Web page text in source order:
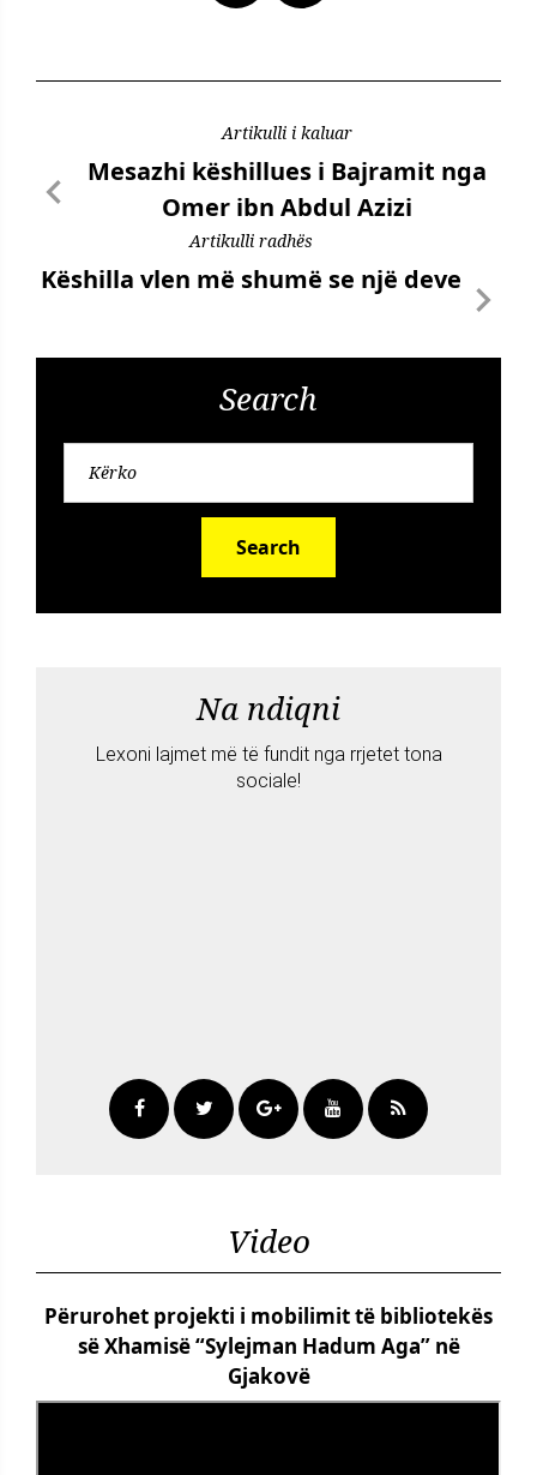
Artikulli i kaluar
Mesazhi këshillues i Bajramit nga
Omer ibn Abdul Azizi
Artikulli radhës
Këshilla vlen më shumë se një deve
Search
Search
Na ndiqni
Lexoni lajmet më të fundit nga rrjetet tona
sociale!
Video
Përurohet projekti i mobilimit të bibliotekës
së Xhamisë “Sylejman Hadum Aga” në
Gjakovë